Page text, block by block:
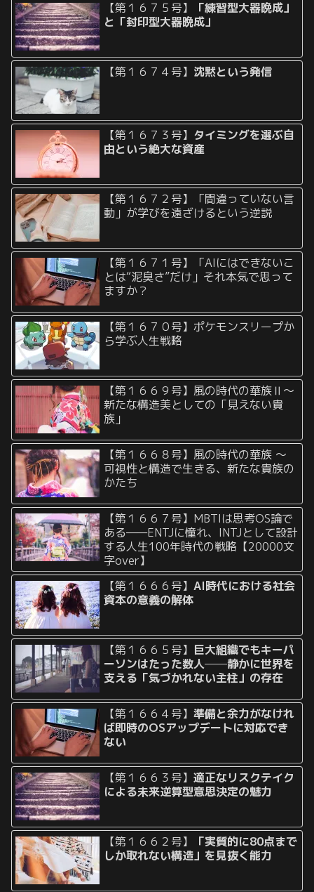
【第１６７５号】
「練習型大器晩成」
と「封印型大器晩成」
【第１６７４号】 沈黙という発信
【第１６７３号】 タイミングを選ぶ自
由という絶大な資産
【第１６７２号】「間違っていない言
動」が学びを遠ざけるという逆説
【第１６７１号】「AIにはできないこ
とは“泥臭さ”だけ」それ本気で思って
ますか？
【第１６７０号】ポケモンスリープか
ら学ぶ人生戦略
【第１６６９号】風の時代の華族Ⅱ〜
新たな構造美としての「見えない貴
族」
【第１６６８号】風の時代の華族 〜
可視性と構造で生きる、新たな貴族の
かたち
【第１６６７号】MBTIは思考OS論で
ある——ENTJに憧れ、INTJとして設計
する人生100年時代の戦略【20000文
字over】
【第１６６６号】AI時代における社会
資本の意義の解体
【第１６６５号】 巨大組織でもキーパ
ーソンはたった数人──静かに世界を
支える「気づかれない主柱」の存在
【第１６６４号】準備と余力がなけれ
ば即時のOSアップデートに対応でき
ない
【第１６６３号】適正なリスクテイク
による未来逆算型意思決定の魅力
【第１６６２号】
「実質的に80点まで
しか取れない構造」を見抜く能力